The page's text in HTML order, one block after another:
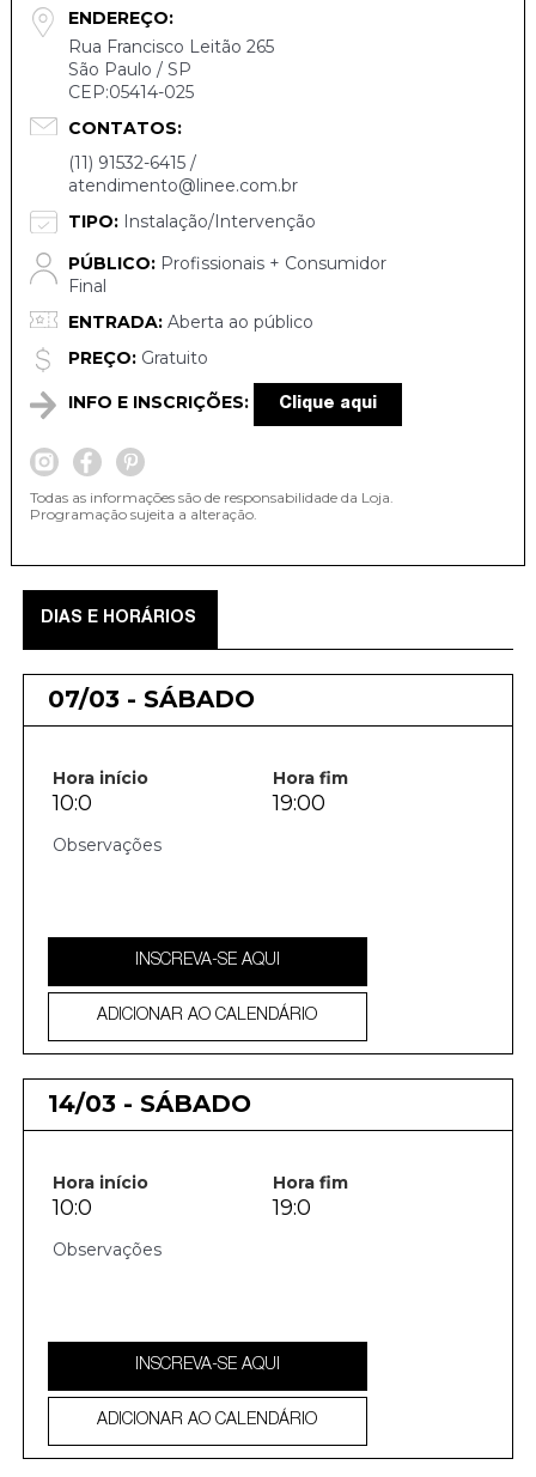
ENDEREÇO:
Rua Francisco Leitão 265
São Paulo / SP
CEP:05414-025
CONTATOS:
(11) 91532-6415 /
atendimento@linee.com.br
TIPO:Instalação/Intervenção
PÚBLICO:Profissionais + Consumidor
Final
ENTRADA:Aberta ao público
PREÇO:Gratuito
INFO E INSCRIÇÕES: Clique aqui
Todas as informações são de responsabilidade da Loja.
Programação sujeita a alteração.
DIAS E HORÁRIOS
07/03 - SÁBADO
Hora início Hora fim
10:0 19:00
INSCREVA-SE AQUI
ADICIONAR AO CALENDÁRIO
14/03 - SÁBADO
Hora início Hora fim
10:0 19:0
INSCREVA-SE AQUI
ADICIONAR AO CALENDÁRIO